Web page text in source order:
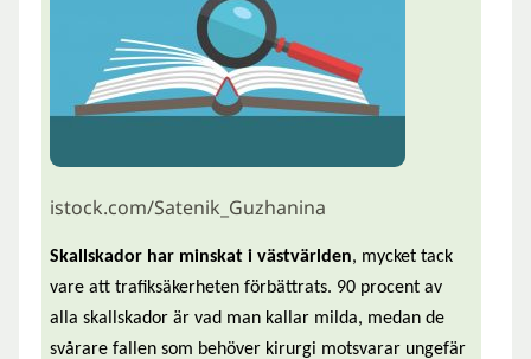
istock.com/Satenik_Guzhanina
Skallskador har minskat i västvärlden, mycket tack
vare att trafiksäkerheten förbättrats. 90 procent av
alla skallskador är vad man kallar milda, medan de
svårare fallen som behöver kirurgi motsvarar ungefär